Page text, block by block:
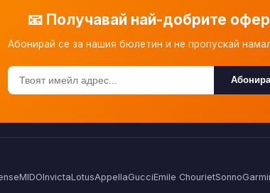
📧 Получавай най-добрите
Абонирай се за нашия бюлетин и не пропускай
MIDOInvictaLotusAppellaGucciEmile ChourietSonno